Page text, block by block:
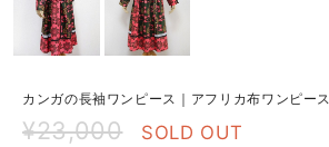
カンガの長袖ワンピース｜アフリカ布ワンピース
¥23,000 SOLD OUT